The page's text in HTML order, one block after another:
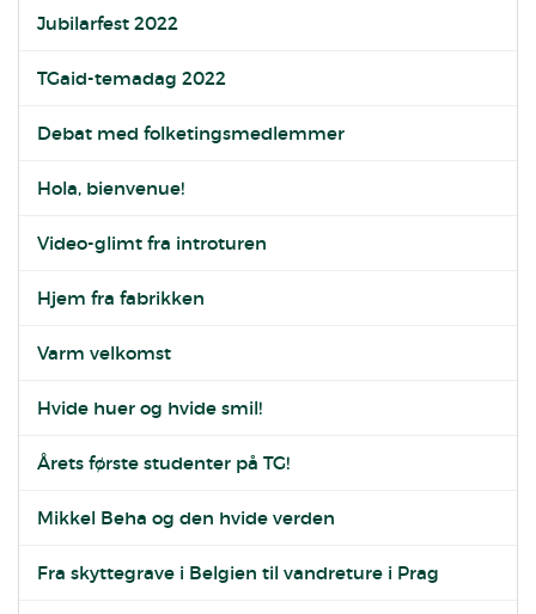
Jubilarfest 2022
TGaid-temadag 2022
Debat med folketingsmedlemmer
Hola, bienvenue!
Video-glimt fra introturen
Hjem fra fabrikken
Varm velkomst
Hvide huer og hvide smil!
Årets første studenter på TG!
Mikkel Beha og den hvide verden
Fra skyttegrave i Belgien til vandreture i Prag